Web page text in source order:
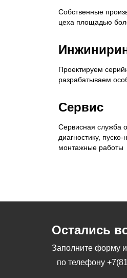
Собственные
цеха площадью
Проектируем
разрабатываем
Сервис
Сервисная служба
диагностику,
монтажные работы
Остались
Заполните форму
по телефону